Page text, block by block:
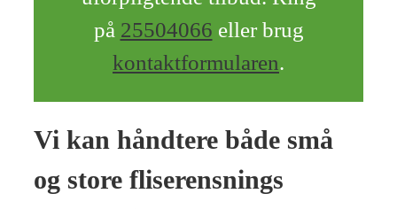
på 25504066 eller brug
kontaktformularen.
Vi kan håndtere både små
og store fliserensnings